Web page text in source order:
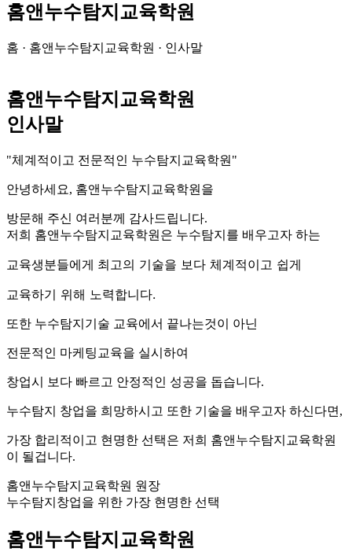
홈앤누수탐지교육학원
홈 · 홈앤누수탐지교육학원 · 인사말
홈앤누수탐지교육학원
인사말
"체계적이고 전문적인 누수탐지교육학원"
안녕하세요, 홈앤누수탐지교육학원을
방문해 주신 여러분께 감사드립니다.
저희 홈앤누수탐지교육학원은 누수탐지를 배우고자 하는
교육생분들에게 최고의 기술을 보다 체계적이고 쉽게
교육하기 위해 노력합니다.
또한 누수탐지기술 교육에서 끝나는것이 아닌
전문적인 마케팅교육을 실시하여
창업시 보다 빠르고 안정적인 성공을 돕습니다.
누수탐지 창업을 희망하시고 또한 기술을 배우고자 하신다면,
가장 합리적이고 현명한 선택은 저희 홈앤누수탐지교육학원
이 될겁니다.
홈앤누수탐지교육학원 원장
누수탐지창업을 위한 가장 현명한 선택
홈앤누수탐지교육학원